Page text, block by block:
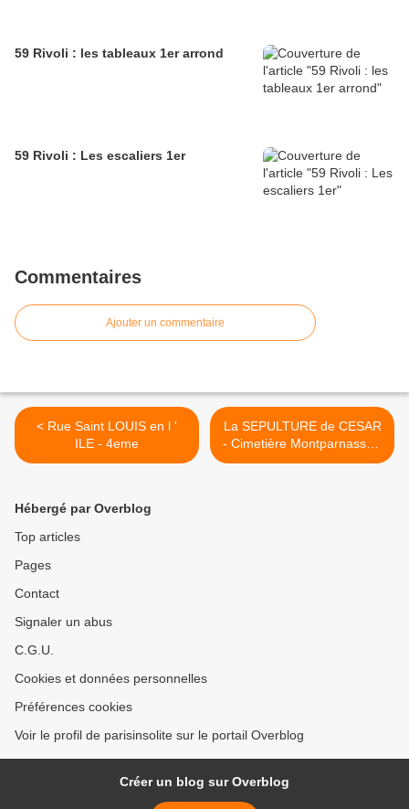
59 Rivoli : les tableaux 1er arrond
59 Rivoli : Les escaliers 1er
Commentaires
Ajouter un commentaire
< Rue Saint LOUIS en l '
ILE - 4eme
La SEPULTURE de CESAR
- Cimetière Montparnasse -
14eme >
Hébergé par Overblog
Top articles
Pages
Contact
Signaler un abus
C.G.U.
Cookies et données personnelles
Préférences cookies
Voir le profil de parisinsolite sur le portail Overblog
Créer un blog sur Overblog